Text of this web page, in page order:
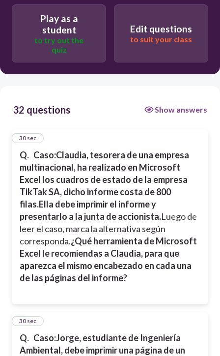
¿Qué herramienta de Microsoft
Excel le recomiendas a Claudia,
para que aparezca el mismo
encabezado en cada una de las
Área de impresión
Imprimir títulos
Copiar encabezado
Play as a
student
to try out the
quiz
Edit questions
to suit your class
32 questions Show answers
Q. Caso:Claudia, tesorera de una empresa
multinacional, ha realizado en Microsoft
Excel los cuadros de estado de la empresa
TikTak SA, dicho informe costa de 800
filas.Ella debe imprimir el informe y
presentarlo a la junta de accionista.Luego de
leer el caso, marca la alternativa según
corresponda.¿Qué herramienta de Microsoft
Excel le recomiendas a Claudia, para que
aparezca el mismo encabezado en cada una
de las páginas del informe?
1
30 sec
Q. Caso:Jorge, estudiante de Ingeniería
Ambiental, debe imprimir una página de un
2
30 sec